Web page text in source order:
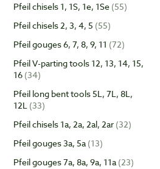
Pfeil chisels 1, 1S, 1e, 1Se 55
Pfeil chisels 2, 3, 4, 5 55
Pfeil gouges 6, 7, 8, 9, 11 72
Pfeil V-parting tools 12, 13, 14, 15,
16 34
Pfeil long bent tools 5L, 7L, 8L,
12L 33
Pfeil chisels 1a, 2a, 2al, 2ar 32
Pfeil gouges 3a, 5a 13
Pfeil gouges 7a, 8a, 9a, 11a 23